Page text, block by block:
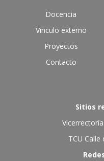
Docencia
Vinculo externo
Proyectos
Contacto
Sitios
TCU Calle